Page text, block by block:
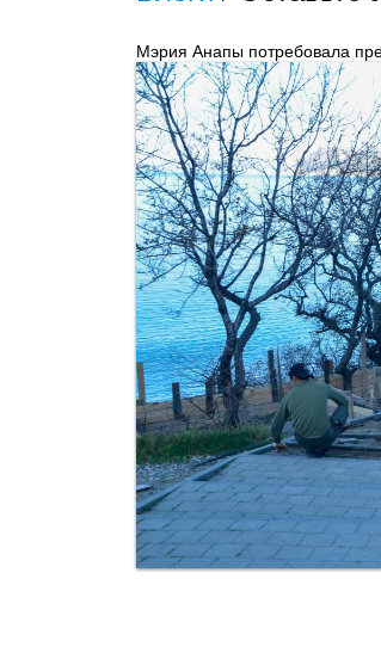
Мэрия Анапы потребовала